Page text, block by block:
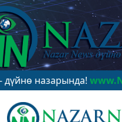
назарында!